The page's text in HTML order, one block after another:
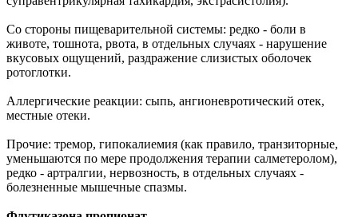
Со стороны пищеварительной системы: редко - боли в
животе, тошнота, рвота, в отдельных случаях - нарушение
вкусовых ощущений, раздражение слизистых оболочек
ротоглотки.
Аллергические реакции: сыпь, ангионевротический отек,
местные отеки.
Прочие: тремор, гипокалиемия (как правило, транзиторные,
уменьшаются по мере продолжения терапии салметеролом),
редко - артралгии, нервозность, в отдельных случаях -
болезненные мышечные спазмы.